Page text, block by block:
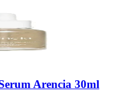
Arencia 30ml